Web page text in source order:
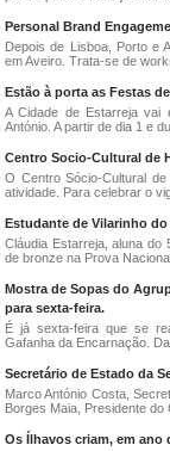
Personal Brand
Depois de Lisboa, Porto e
em Aveiro. Trata-se de
Estão à porta as Festas
A Cidade de Estarreja vai
António. A partir de dia 1 e
Centro Socio-Cultural de
O Centro Sócio-Cultural
atividade. Para celebrar o
Estudante de Vilarinho
Cláudia Estarreja, aluna do
de bronze na Prova
Mostra de Sopas do
para sexta-feira.
É já sexta-feira que se
Gafanha da Encarnação.
Secretário de Estado da
Marco António Costa,
Borges Maia, Presidente do
Os Ílhavos criam, em ano